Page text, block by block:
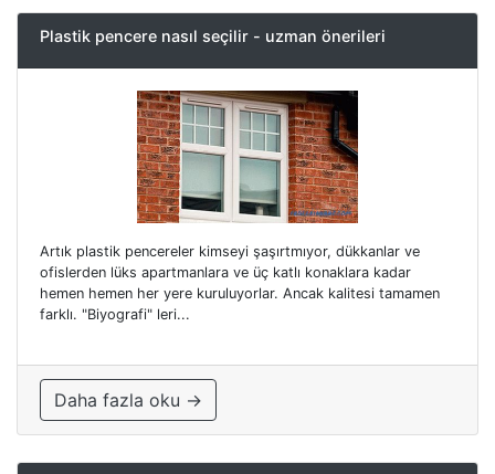
Plastik pencere nasıl seçilir - uzman önerileri
Artık plastik pencereler kimseyi şaşırtmıyor, dükkanlar ve
ofislerden lüks apartmanlara ve üç katlı konaklara kadar
hemen hemen her yere kuruluyorlar. Ancak kalitesi tamamen
farklı. "Biyografi" leri...
Daha fazla oku →